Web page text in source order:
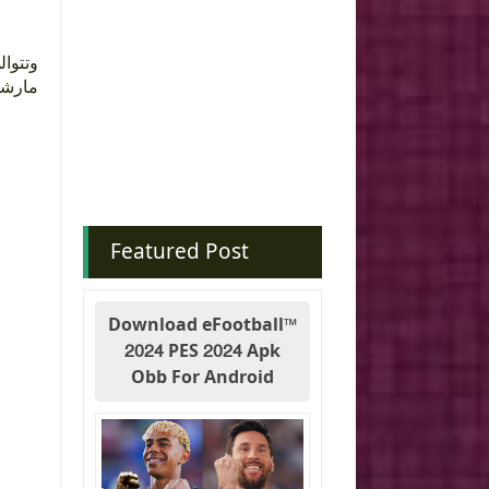
Featured Post
Download eFootball™
2024 PES 2024 Apk
Obb For Android